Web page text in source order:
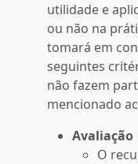
utilidade e
ou não na
tomará em
seguintes
não fazem
mencionado
Avaliação
O